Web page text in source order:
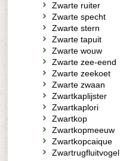
Zwarte ruiter
Zwarte specht
Zwarte stern
Zwarte tapuit
Zwarte wouw
Zwarte zee-eend
Zwarte zeekoet
Zwarte zwaan
Zwartkaplijster
Zwartkaplori
Zwartkop
Zwartkopmeeuw
Zwartkopcaique
Zwartrugfluitvogel